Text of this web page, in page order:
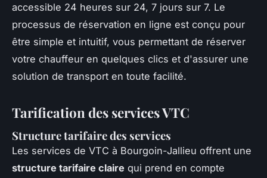
accessible 24 heures sur 24, 7 jours sur 7. Le
processus de réservation en ligne est conçu pour
être simple et intuitif, vous permettant de réserver
votre chauffeur en quelques clics et d'assurer une
solution de transport en toute facilité.
Tarification des services VTC
Structure tarifaire des services
Les services de VTC à Bourgoin-Jallieu offrent une
structure tarifaire claire qui prend en compte